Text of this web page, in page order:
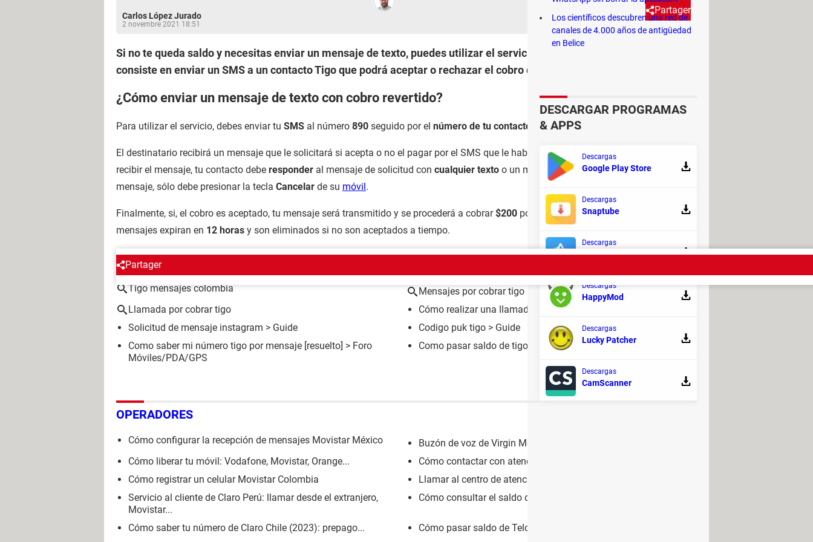
Carlos López Jurado
2 novembre 2021 18:51
Partager
Si no te queda saldo y necesitas enviar un mensaje de texto, puedes utilizar el servicio SMS por Cobrar. Este servicio
consiste en enviar un SMS a un contacto Tigo que podrá aceptar o rechazar el cobro del mismo.
¿Cómo enviar un mensaje de texto con cobro revertido?
Para utilizar el servicio, debes enviar tu SMS al número 890 seguido por el número de tu contacto
El destinatario recibirá un mensaje que le solicitará si acepta o no el pagar por el SMS que le habrás enviado. Paraaceptar
recibir el mensaje, tu contacto debe responder al mensaje de solicitud con cualquier texto o un mensajeen blanco. Si quiererechazarel
mensaje, sólo debe presionar la tecla Cancelar de su móvil.
Finalmente, si, el cobro es aceptado, tu mensaje será transmitido y se procederá a cobrar$200 por mensaje al destinatario. Los
mensajes expiran en 12 horas y son eliminados si no son aceptados a tiempo.
Partager
ALREDEDOR DEL MISMO TEMA
Tigo mensajes colombia
Mensajes por cobrar tigo
Llamada por cobrar tigo
Cómo realizar una llamada por cobrar Tigo Colombia
Solicitud de mensaje instagram > Guide Codigo puk tigo > Guide
Como saber mi número tigo por mensaje [resuelto] > Foro
Móviles/PDA/GPS
Como pasar saldo de tigo a tigo> Guide
OPERADORES
Cómo configurar la recepción de mensajes Movistar México
Buzón de voz de Virgin México: cómo activarlo
Cómo liberar tu móvil: Vodafone, Movistar, Orange...
Cómo contactar con atención al cliente de AT&T USA
Cómo registrar un celular Movistar Colombia
Llamar al centro de atención de Movistar Perú: del exterior
Servicio al cliente de Claro Perú: llamar desde el extranjero,
Movistar...
Cómo consultar el saldo de tu tarjeta Sí Vale México
Cómo saber tu número de Claro Chile (2023): prepago...
Cómo pasar saldo de Telcel a Telcel: por mensaje, ejemplo
Los científicos descubren una red de
canales de 4.000 años de antigüedad
en Belice
DESCARGAR PROGRAMAS
& APPS
Descargas
Google Play Store
Descargas
Snaptube
Descargas
Aurora Store
Descargas
HappyMod
Descargas
Lucky Patcher
Descargas
CamScanner